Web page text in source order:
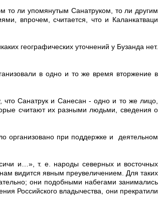
то ли упомянутым Санатруком, то ли другим
впрочем, считается, что и Каланкатваци
географических уточнений у Бузанда нет.
в одно и то же время вторжение в
что Санатрук и Санесан - одно и то же лицо,
считают их разными людьми, сведения о
организовано при поддержке и деятельном
и…», т. е. народы северных и восточных
видится явным преувеличением. Для таких
они подобными набегами занимались
Российского владычества, они прекратили